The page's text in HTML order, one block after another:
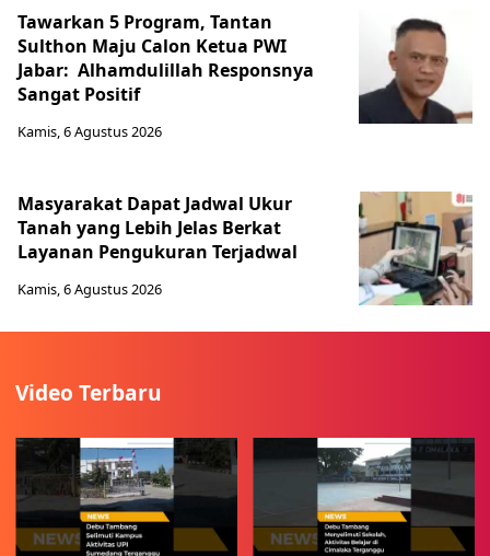
Tawarkan 5 Program, Tantan
Sulthon Maju Calon Ketua PWI
Jabar: Alhamdulillah Responsnya
Sangat Positif
Kamis, 6 Agustus 2026
Masyarakat Dapat Jadwal Ukur
Tanah yang Lebih Jelas Berkat
Layanan Pengukuran Terjadwal
Kamis, 6 Agustus 2026
Video Terbaru